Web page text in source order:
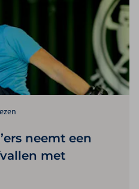
neemt een
met